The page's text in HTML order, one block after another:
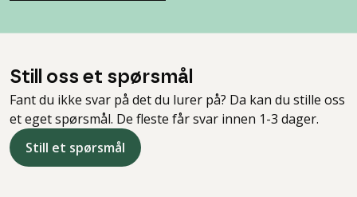
Still oss et spørsmål
Fant du ikke svar på det du lurer på? Da kan du stille oss
et eget spørsmål. De fleste får svar innen 1-3 dager.
Still et spørsmål